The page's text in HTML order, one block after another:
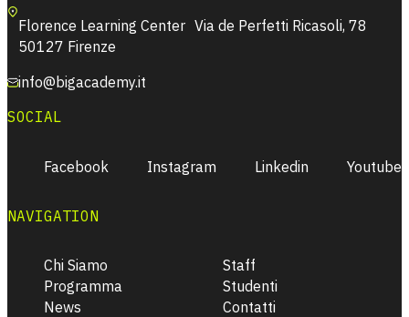
Florence Learning Center Via de Perfetti Ricasoli, 78
50127 Firenze
info@bigacademy.it
SOCIAL
Facebook Instagram Linkedin Youtube
NAVIGATION
Chi Siamo
Programma
News
Staff
Studenti
Contatti